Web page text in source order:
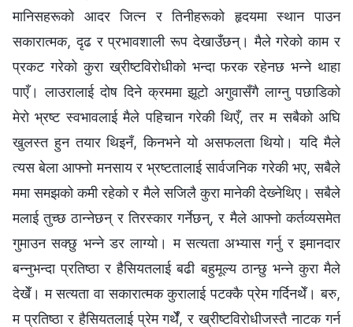
मानिसहरूको आदर जित्न र तिनीहरूको हृदयमा स्थान पाउन
सकारात्मक, दृढ र प्रभावशाली रूप देखाउँछन्। मैले गरेको काम र
प्रकट गरेको कुरा ख्रीष्टविरोधीको भन्दा फरक रहेनछ भन्‍ने थाहा
पाएँ। लाउरालाई दोष दिने क्रममा झूटो अगुवासँगै लाग्‍नु पछाडिको
मेरो भ्रष्ट स्वभावलाई मैले पहिचान गरेकी थिएँ, तर म सबैको अघि
खुलस्त हुन तयार थिइनँ, किनभने यो असफलता थियो। यदि मैले
त्यस बेला आफ्नो मनसाय र भ्रष्टतालाई सार्वजनिक गरेकी भए, सबैले
ममा समझको कमी रहेको र मैले सजिलै कुरा मानेकी देख्‍नेथिए। सबैले
मलाई तुच्छ ठान्नेछन् र तिरस्कार गर्नेछन्, र मैले आफ्‍नो कर्तव्यसमेत
गुमाउन सक्छु भन्‍ने डर लाग्यो। म सत्यता अभ्यास गर्नु र इमानदार
बन्‍नुभन्दा प्रतिष्ठा र हैसियतलाई बढी बहुमूल्य ठान्छु भन्‍ने कुरा मैले
देखेँ। म सत्यता वा सकारात्मक कुरालाई पटक्‍कै प्रेम गर्दिनथेँ। बरु,
म प्रतिष्ठा र हैसियतलाई प्रेम गर्थेँ, र ख्रीष्टविरोधीजस्तै नाटक गर्न